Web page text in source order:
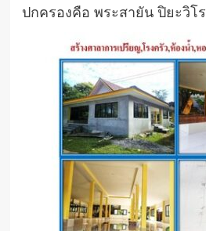
ปกครองคือ พระสายัน ปิยะวิโร